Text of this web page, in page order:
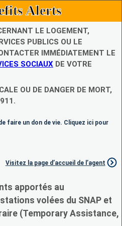
Alerts
LE LOGEMENT,
PUBLICS OU LE
IMMÉDIATEMENT LE
SOCIAUX DE VOTRE
OU DE DANGER DE MORT,
faire un don de vie. Cliquez ici pour
Visitez la page d’accueil de l’agent
apportés au
volées du SNAP et
(Temporary Assistance,